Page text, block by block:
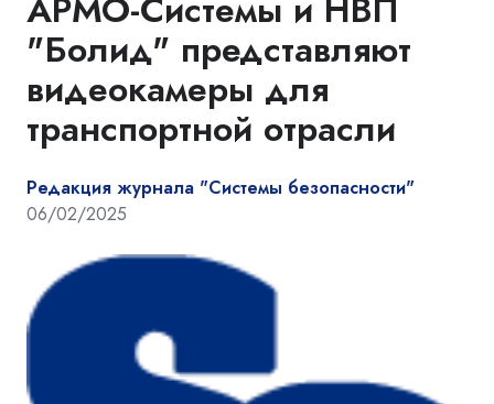
"Болид" представляют
видеокамеры для
транспортной отрасли
Редакция журнала "Системы безопасности"
06/02/2025